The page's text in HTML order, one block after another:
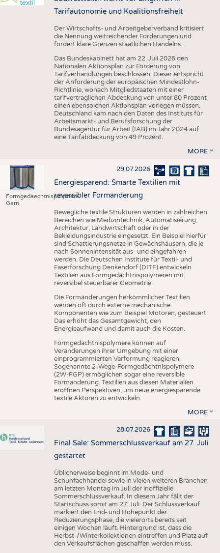
Tarifautonomie und Koalitionsfreiheit
Der Wirtschafts- und Arbeitgeberverband kritisiert
die Nennung weitreichender Forderungen und
fordert klare Grenzen staatlichen Handelns.
Das Bundeskabinett hat am 22. Juli 2026 den
Nationalen Aktionsplan zur Förderung von
Tarifverhandlungen beschlossen. Dieser entspricht
der Anforderung der europäischen Mindestlohn-
Richtlinie, wonach Mitgliedstaaten mit einer
tarifvertraglichen Abdeckung von unter 80 Prozent
einen ebensolchen Aktionsplan vorlegen müssen.
Deutschland kam nach den Daten des Instituts für
Arbeitsmarkt- und Berufsforschung der
Bundesagentur für Arbeit (IAB) im Jahr 2024 auf
eine Tarifabdeckung von 49 Prozent.
MORE
Formgedaechtnispolymere
Garn
29.07.2026
Energiesparend: Smarte Textilien mit
reversibler Formänderung
Bewegliche textile Strukturen werden in zahlreichen
Bereichen wie Medizintechnik, Automatisierung,
Architektur, Landwirtschaft oder in der
Bekleidungsindustrie eingesetzt. Ein Beispiel hierfür
sind Schattierungsnetze in Gewächshäusern, die je
nach Sonnenintensität aus- und eingefahren
werden. Die Deutschen Institute für Textil- und
Faserforschung Denkendorf (DITF) entwickeln
Textilien aus Formgedächtnispolymeren mit
reversibel steuerbarer Geometrie.
Die Formänderungen herkömmlicher Textilien
werden oft durch externe mechanische
Komponenten wie zum Beispiel Motoren, gesteuert.
Das erhöht das Gesamtgewicht, den
Energieaufwand und damit auch die Kosten.
Formgedächtnispolymere können auf
Veränderungen ihrer Umgebung mit einer
einprogrammierten Verformung reagieren.
Sogenannte 2-Wege-Formgedächtnispolymere
(2W-FGP) ermöglichen sogar eine reversible
Formänderung. Textilien aus diesen Materialien
eröffnen Perspektiven, um neue energiesparende
textile Aktoren zu entwickeln.
MORE
28.07.2026
Final Sale: Sommerschlussverkauf am 27. Juli
gestartet
Üblicherweise beginnt im Mode- und
Schuhfachhandel sowie in vielen weiteren Branchen
am letzten Montag im Juli der inoffizielle
Sommerschlussverkauf. In diesem Jahr fällt der
Startschuss somit am 27. Juli. Der Schlussverkauf
markiert den End- und Höhepunkt der
Reduzierungsphase, die vielerorts bereits seit
einigen Wochen läuft. Hintergrund ist, dass die
Herbst-/Winterkollektionen eintreffen und Platz auf
den Verkaufsflächen geschaffen werden muss.